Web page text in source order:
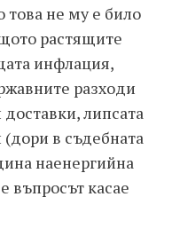
това не му е било
растящите
инфлация,
разходи
липсата
в съдебната
наенергийна
въпросът касае